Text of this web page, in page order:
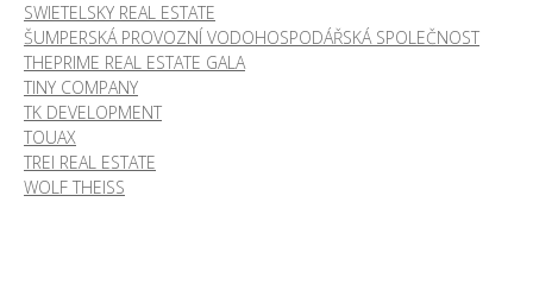
SWIETELSKY REAL ESTATE
ŠUMPERSKÁ PROVOZNÍ VODOHOSPODÁŘSKÁ SPOLEČNOST
THEPRIME REAL ESTATE GALA
TINY COMPANY
TK DEVELOPMENT
TOUAX
TREI REAL ESTATE
WOLF THEISS